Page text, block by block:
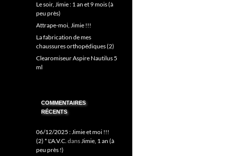
Le soir, Jimie : 1 an et 9 mois (à
peu près)
Attrape-moi, Jimie !!!
La fabrication de mes
chaussures orthopédiques (2)
Clearomiseur Aspire Nautilus 5
ml
COMMENTAIRES
RÉCENTS
06/12/2025 : Jimie et moi !!!
(2) * L'A.V.C. dansJimie, 1 an (à
peu près !)